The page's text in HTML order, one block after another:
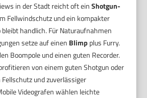
in der Stadt reicht oft einShotgun-
Fellwindschutz und ein kompakter
bleibt handlich. Für Naturaufnahmen
setze auf einen Blimp plus Furry.
Boompole und einen guten Recorder.
von einem guten Shotgun oder
und zuverlässiger
Videografen wählen leichte